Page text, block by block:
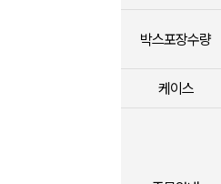
박스포장수량
케이스